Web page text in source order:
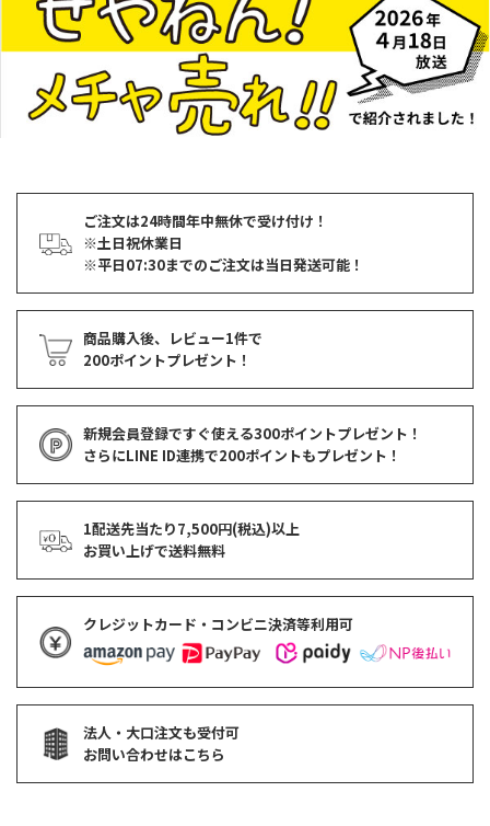
ご注文は24時間年中無休で受け付け！
※土日祝休業日
※平日07:30までのご注文は当日発送可能！
商品購入後、レビュー1件で
200ポイントプレゼント！
新規会員登録ですぐ使える300ポイントプレゼント！
さらにLINE ID連携で200ポイントもプレゼント！
1配送先当たり7,500円(税込)以上
お買い上げで送料無料
クレジットカード・コンビニ決済等利用可
法人・大口注文も受付可
お問い合わせはこちら